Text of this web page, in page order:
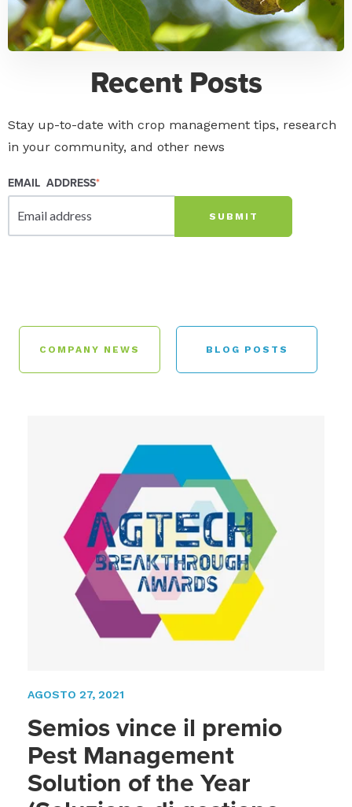
Recent Posts
Stay up-to-date with crop management tips, research
in your community, and other news
EMAIL ADDRESS*
COMPANY NEWS BLOG POSTS
AGOSTO 27, 2021
Semios vince il premio
Pest Management
Solution of the Year